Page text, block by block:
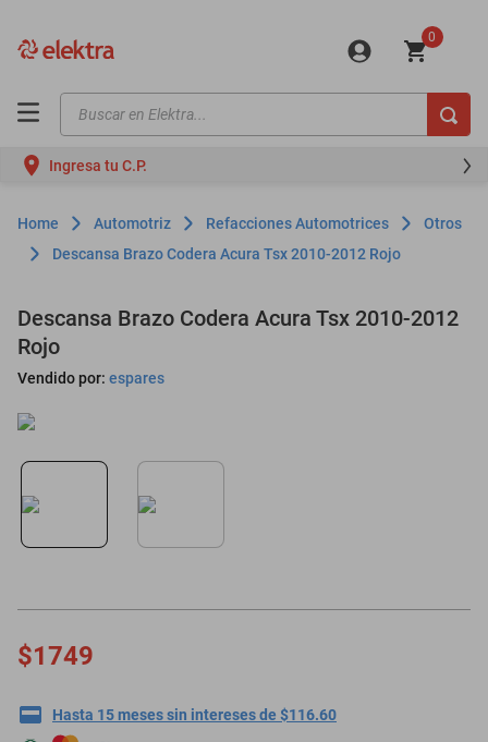
0
Buscar en Elektra...
Ingresa tu C.P.
Automotriz Refacciones Automotrices
Otros
Descansa Brazo Codera Acura Tsx 2010-2012 Rojo
Descansa Brazo Codera Acura Tsx 2010-2012
Rojo
Vendido por: espares
$1749
Hasta 15 meses sin intereses de $116.60
motos
moto
celulares
refrigeradores